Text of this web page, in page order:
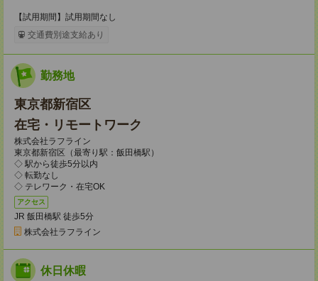
【試用期間】試用期間なし
交通費別途支給あり
勤務地
東京都新宿区
在宅・リモートワーク
株式会社ラフライン
東京都新宿区（最寄り駅：飯田橋駅）
◇ 駅から徒歩5分以内
◇ 転勤なし
◇ テレワーク・在宅OK
アクセス
JR 飯田橋駅 徒歩5分
株式会社ラフライン
休日休暇